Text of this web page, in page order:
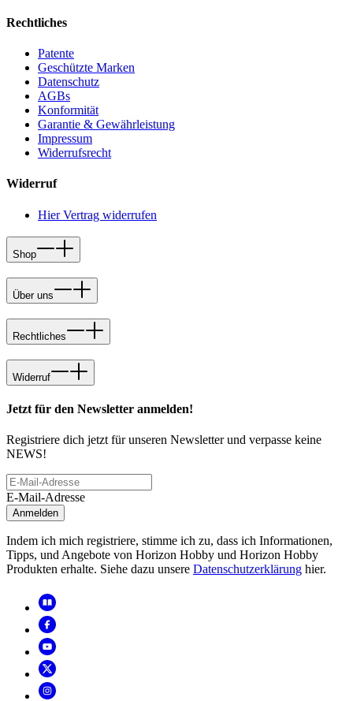
Rechtliches
Patente
Geschützte Marken
Datenschutz
AGBs
Konformität
Garantie & Gewährleistung
Impressum
Widerrufsrecht
Widerruf
Hier Vertrag widerrufen
Shop
Über uns
Rechtliches
Widerruf
Jetzt für den Newsletter anmelden!
Registriere dich jetzt für unseren Newsletter und verpasse keine
NEWS!
E-Mail-Adresse
Anmelden
Indem ich mich registriere, stimme ich zu, dass ich Informationen,
Tipps, und Angebote von Horizon Hobby und Horizon Hobby
Produkten erhalte. Siehe dazu unsere Datenschutzerklärung hier.